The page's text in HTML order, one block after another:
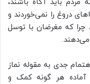
مردم باید آگاه باشند،
دروغ را نمی‌خوردند و
چرا که مغرضان با توسل
می‌دهند.
جدی به مقوله نماز
آماده هر گونه کمک و